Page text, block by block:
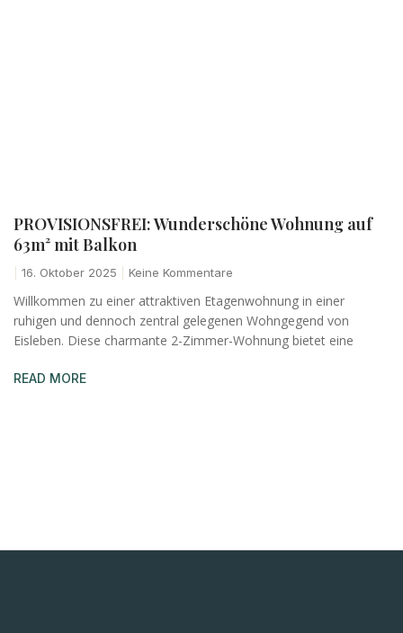
PROVISIONSFREI: Wunderschöne Wohnung auf
63m² mit Balkon
16. Oktober 2025 Keine Kommentare
Willkommen zu einer attraktiven Etagenwohnung in einer
ruhigen und dennoch zentral gelegenen Wohngegend von
Eisleben. Diese charmante 2-Zimmer-Wohnung bietet eine
READ MORE